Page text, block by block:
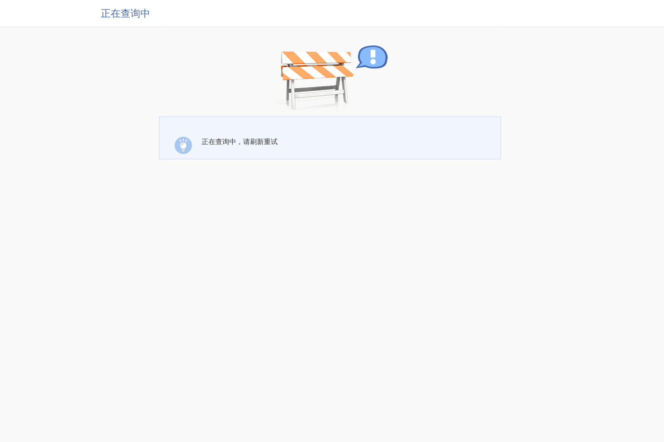
正在查询中
正在查询中，请刷新重试